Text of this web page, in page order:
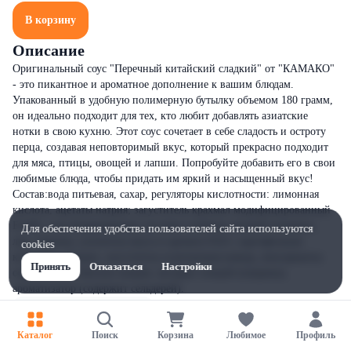
В корзину
Описание
Оригинальный соус "Перечный китайский сладкий" от "КАМАКО"
- это пикантное и ароматное дополнение к вашим блюдам.
Упакованный в удобную полимерную бутылку объемом 180 грамм,
он идеально подходит для тех, кто любит добавлять азиатские
нотки в свою кухню. Этот соус сочетает в себе сладость и остроту
перца, создавая неповторимый вкус, который прекрасно подходит
для мяса, птицы, овощей и лапши. Попробуйте добавить его в свои
любимые блюда, чтобы придать им яркий и насыщенный вкус!
Состав:вода питьевая, сахар, регуляторы кислотности: лимонная
кислота, ацетаты натрия; загуститель крахмал модифицированный
Е1442, соль йодированная, кусочки сушёных овощей (паприка,
лук, томаты), усилитель вкуса и аромата Е621, картофельная
клетчатка, специи, загуститель ксантановая камедь, консерванты:
сорбат калия, бензоат натрия, экстракт специй (паприка),
ароматизатор (содержит сельдерей).
Каталог Поиск Корзина Любимое Профиль
Для обеспечения удобства пользователей сайта используются
cookies
Принять
Отказаться Настройки